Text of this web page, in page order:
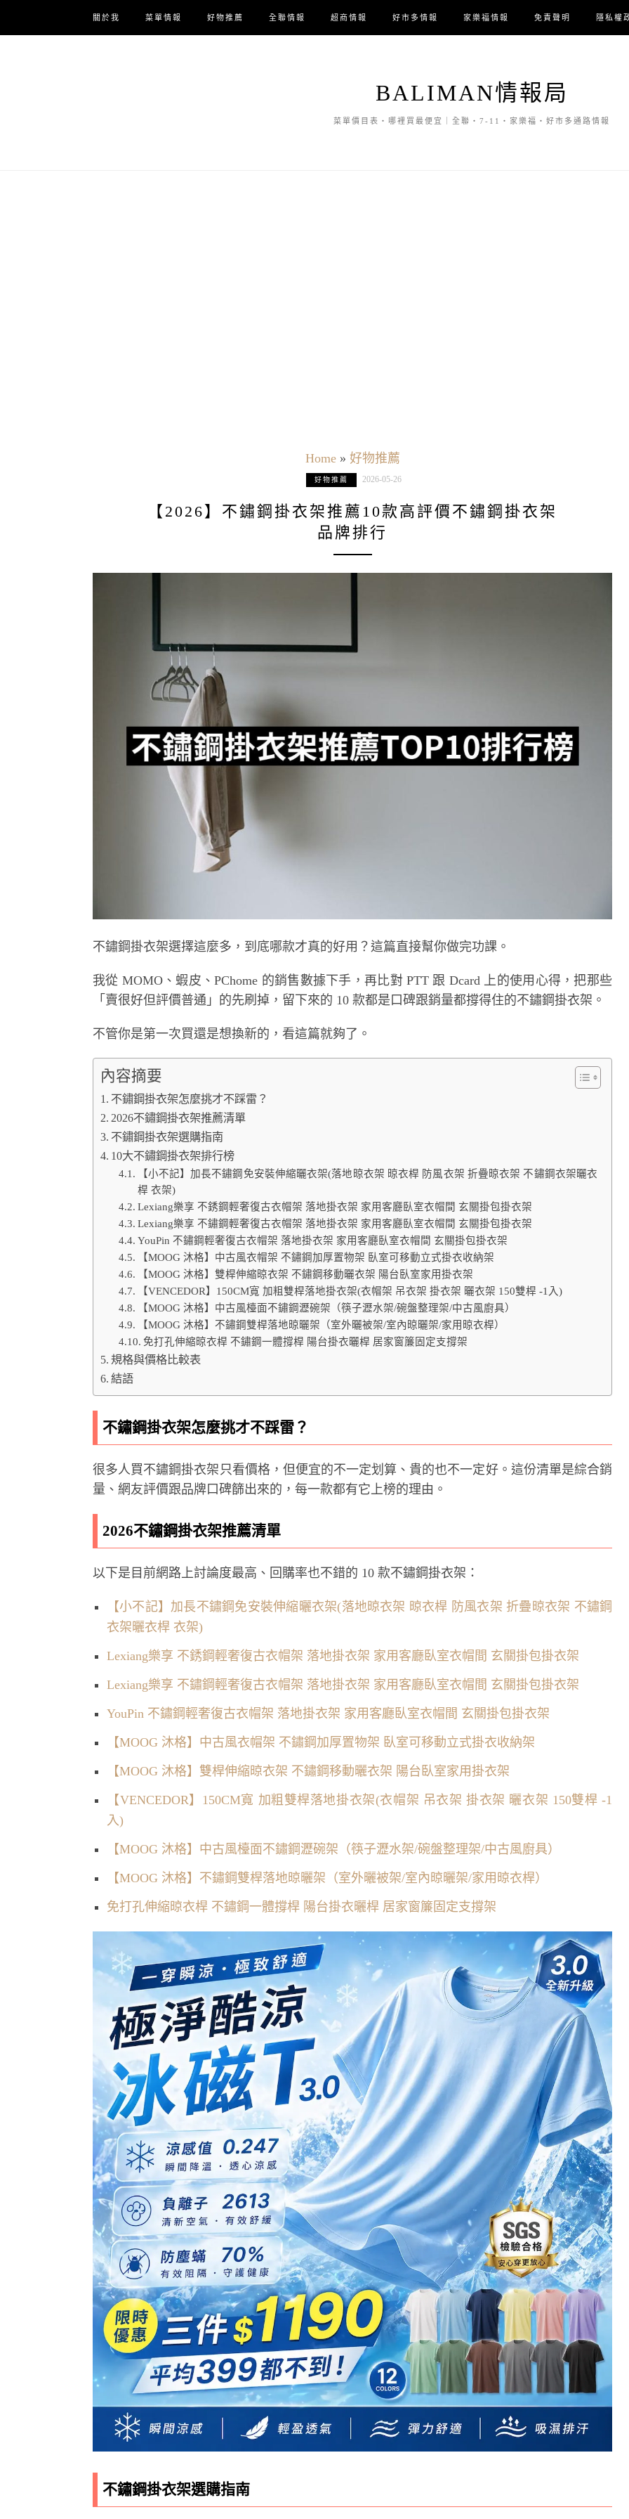
關於我 菜單情報 好物推薦 全聯情報 超商情報 好市多情報 家樂福情報 免責聲明 隱私權
BALIMAN情報局
菜單價目表・哪裡買最便宜｜全聯・7-11・家樂福・好市多通路情報
Home» 好物推薦
好物推薦 2026-05-26
【2026】不鏽鋼掛衣架推薦10款高評價不鏽鋼掛衣架
品牌排行
不鏽鋼掛衣架選擇這麼多，到底哪款才真的好用？這篇直接幫你做完功課。
我從 MOMO、蝦皮、PChome 的銷售數據下手，再比對 PTT 跟 Dcard 上的使用心得，把那些
「賣很好但評價普通」的先刷掉，留下來的 10 款都是口碑跟銷量都撐得住的不鏽鋼掛衣架。
不管你是第一次買還是想換新的，看這篇就夠了。
內容摘要
不鏽鋼掛衣架怎麼挑才不踩雷？
2026不鏽鋼掛衣架推薦清單
不鏽鋼掛衣架選購指南
10大不鏽鋼掛衣架排行榜
【小不記】加長不鏽鋼免安裝伸縮曬衣架(落地晾衣架 晾衣桿 防風衣架 折疊晾衣架 不鏽鋼衣架曬衣
桿 衣架)
Lexiang樂享 不銹鋼輕奢復古衣帽架 落地掛衣架 家用客廳臥室衣帽間 玄關掛包掛衣架
Lexiang樂享 不鏽鋼輕奢復古衣帽架 落地掛衣架 家用客廳臥室衣帽間 玄關掛包掛衣架
YouPin 不鏽鋼輕奢復古衣帽架 落地掛衣架 家用客廳臥室衣帽間 玄關掛包掛衣架
【MOOG 沐格】中古風衣帽架 不鏽鋼加厚置物架 臥室可移動立式掛衣收納架
【MOOG 沐格】雙桿伸縮晾衣架 不鏽鋼移動曬衣架 陽台臥室家用掛衣架
【VENCEDOR】150CM寬 加粗雙桿落地掛衣架(衣帽架 吊衣架 掛衣架 曬衣架 150雙桿 -1入)
【MOOG 沐格】中古風檯面不鏽鋼瀝碗架（筷子瀝水架/碗盤整理架/中古風廚具）
【MOOG 沐格】不鏽鋼雙桿落地晾曬架（室外曬被架/室內晾曬架/家用晾衣桿）
免打孔伸縮晾衣桿 不鏽鋼一體撐桿 陽台掛衣曬桿 居家窗簾固定支撐架
規格與價格比較表
結語
不鏽鋼掛衣架怎麼挑才不踩雷？
很多人買不鏽鋼掛衣架只看價格，但便宜的不一定划算、貴的也不一定好。這份清單是綜合銷
量、網友評價跟品牌口碑篩出來的，每一款都有它上榜的理由。
2026不鏽鋼掛衣架推薦清單
以下是目前網路上討論度最高、回購率也不錯的 10 款不鏽鋼掛衣架：
【小不記】加長不鏽鋼免安裝伸縮曬衣架(落地晾衣架 晾衣桿 防風衣架 折疊晾衣架 不鏽鋼
衣架曬衣桿 衣架)
Lexiang樂享 不銹鋼輕奢復古衣帽架 落地掛衣架 家用客廳臥室衣帽間 玄關掛包掛衣架
Lexiang樂享 不鏽鋼輕奢復古衣帽架 落地掛衣架 家用客廳臥室衣帽間 玄關掛包掛衣架
YouPin 不鏽鋼輕奢復古衣帽架 落地掛衣架 家用客廳臥室衣帽間 玄關掛包掛衣架
【MOOG 沐格】中古風衣帽架 不鏽鋼加厚置物架 臥室可移動立式掛衣收納架
【MOOG 沐格】雙桿伸縮晾衣架 不鏽鋼移動曬衣架 陽台臥室家用掛衣架
【VENCEDOR】150CM寬 加粗雙桿落地掛衣架(衣帽架 吊衣架 掛衣架 曬衣架 150雙桿 -1
入)
【MOOG 沐格】中古風檯面不鏽鋼瀝碗架（筷子瀝水架/碗盤整理架/中古風廚具）
【MOOG 沐格】不鏽鋼雙桿落地晾曬架（室外曬被架/室內晾曬架/家用晾衣桿）
免打孔伸縮晾衣桿 不鏽鋼一體撐桿 陽台掛衣曬桿 居家窗簾固定支撐架
不鏽鋼掛衣架選購指南